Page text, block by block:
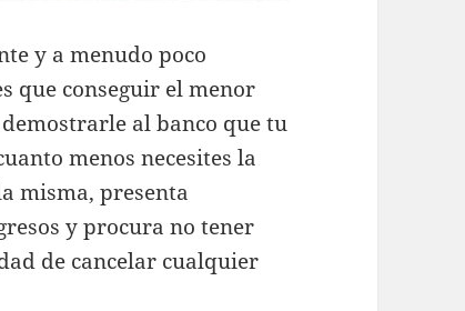
y a menudo poco
que conseguir el menor
al banco que tu
menos necesites la
misma, presenta
y procura no tener
de cancelar cualquier